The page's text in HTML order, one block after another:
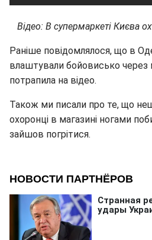
Відео: В супермаркеті Києва
Раніше повідомлялося, що в
влаштували бойовисько через
потрапила на відео.
Також ми писали про те, що
охоронці в магазині ногами
зайшов погрітися.